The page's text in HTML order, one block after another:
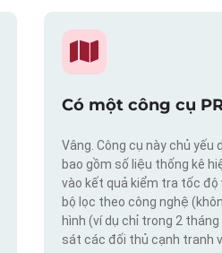
Có một công cụ
Vâng. Công cụ này chủ
bao gồm số liệu thống kê
vào kết quả kiểm tra tốc độ
bộ lọc theo công nghệ
hình (ví dụ chỉ trong 2
sát các đối thủ cạnh tranh